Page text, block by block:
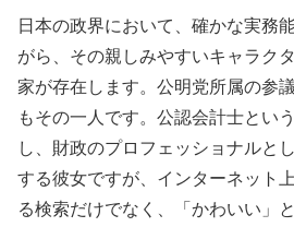
日本の政界において、確かな実務
がら、その親しみやすいキャラク
家が存在します。公明党所属の参
もその一人です。公認会計士とい
し、財政のプロフェッショナルと
する彼女ですが、インターネット
る検索だけでなく、「かわいい」